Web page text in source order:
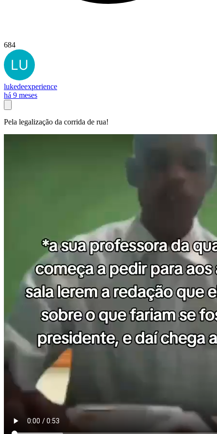
684
lukedeexperience
há 9 meses
Pela legalização da corrida de rua!